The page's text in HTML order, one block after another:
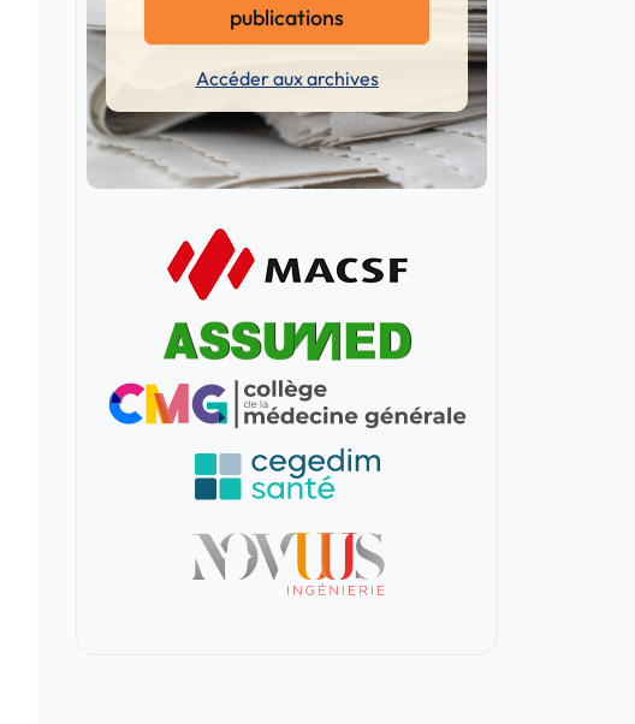
publications
Accéder aux archives